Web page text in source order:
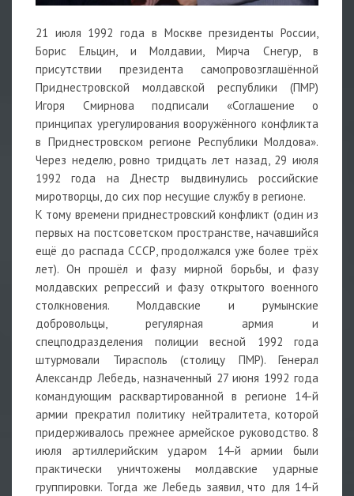
21 июля 1992 года в Москве президенты России,
Борис Ельцин, и Молдавии, Мирча Снегур, в
присутствии президента самопровозглашённой
Приднестровской молдавской республики (ПМР)
Игоря Смирнова подписали «Соглашение о
принципах урегулирования вооружённого конфликта
в Приднестровском регионе Республики Молдова».
Через неделю, ровно тридцать лет назад, 29 июля
1992 года на Днестр выдвинулись российские
миротворцы, до сих пор несущие службу в регионе.
К тому времени приднестровский конфликт (один из
первых на постсоветском пространстве, начавшийся
ещё до распада СССР, продолжался уже более трёх
лет). Он прошёл и фазу мирной борьбы, и фазу
молдавских репрессий и фазу открытого военного
столкновения. Молдавские и румынские
добровольцы, регулярная армия и
спецподразделения полиции весной 1992 года
штурмовали Тирасполь (столицу ПМР). Генерал
Александр Лебедь, назначенный 27 июня 1992 года
командующим расквартированной в регионе 14-й
армии прекратил политику нейтралитета, которой
придерживалось прежнее армейское руководство. 8
июля артиллерийским ударом 14-й армии были
практически уничтожены молдавские ударные
группировки. Тогда же Лебедь заявил, что для 14-й